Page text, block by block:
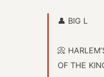
👤 BIG L
📀
OF THE